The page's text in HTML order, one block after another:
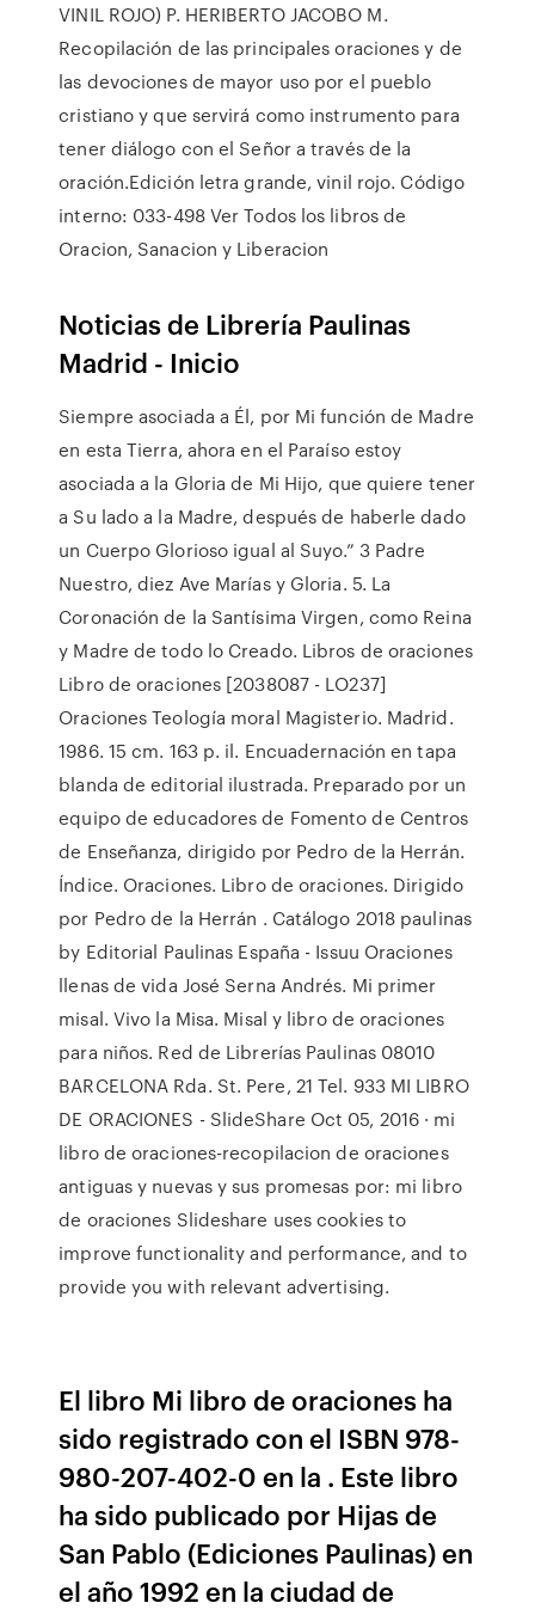
VINIL ROJO) P. HERIBERTO JACOBO M.
Recopilación de las principales oraciones y de
las devociones de mayor uso por el pueblo
cristiano y que servirá como instrumento para
tener diálogo con el Señor a través de la
oración.Edición letra grande, vinil rojo. Código
interno: 033-498 Ver Todos los libros de
Oracion, Sanacion y Liberacion
Noticias de Librería Paulinas
Madrid - Inicio
Siempre asociada a Él, por Mi función de Madre
en esta Tierra, ahora en el Paraíso estoy
asociada a la Gloria de Mi Hijo, que quiere tener
a Su lado a la Madre, después de haberle dado
un Cuerpo Glorioso igual al Suyo.” 3 Padre
Nuestro, diez Ave Marías y Gloria. 5. La
Coronación de la Santísima Virgen, como Reina
y Madre de todo lo Creado. Libros de oraciones
Libro de oraciones [2038087 - LO237]
Oraciones Teología moral Magisterio. Madrid.
1986. 15 cm. 163 p. il. Encuadernación en tapa
blanda de editorial ilustrada. Preparado por un
equipo de educadores de Fomento de Centros
de Enseñanza, dirigido por Pedro de la Herrán.
Índice. Oraciones. Libro de oraciones. Dirigido
por Pedro de la Herrán . Catálogo 2018 paulinas
by Editorial Paulinas España - Issuu Oraciones
llenas de vida José Serna Andrés. Mi primer
misal. Vivo la Misa. Misal y libro de oraciones
para niños. Red de Librerías Paulinas 08010
BARCELONA Rda. St. Pere, 21 Tel. 933 MI LIBRO
DE ORACIONES - SlideShare Oct 05, 2016 · mi
libro de oraciones-recopilacion de oraciones
antiguas y nuevas y sus promesas por: mi libro
de oraciones Slideshare uses cookies to
improve functionality and performance, and to
provide you with relevant advertising.
El libro Mi libro de oraciones ha
sido registrado con el ISBN 978-
980-207-402-0 en la . Este libro
ha sido publicado por Hijas de
San Pablo (Ediciones Paulinas) en
el año 1992 en la ciudad de